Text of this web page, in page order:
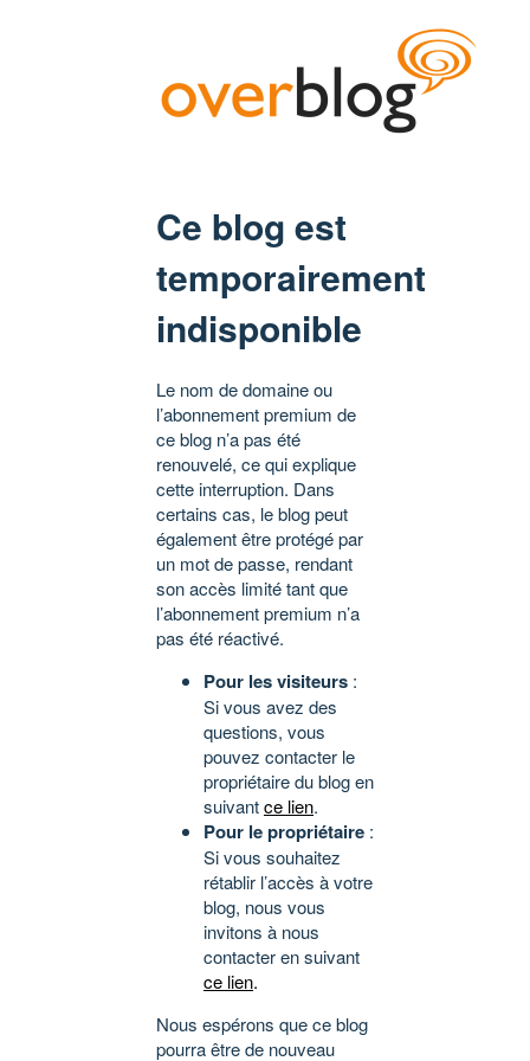
Ce blog est
temporairement
indisponible
Le nom de domaine ou
l’abonnement premium de
ce blog n’a pas été
renouvelé, ce qui explique
cette interruption. Dans
certains cas, le blog peut
également être protégé par
un mot de passe, rendant
son accès limité tant que
l’abonnement premium n’a
pas été réactivé.
Pour les visiteurs :
Si vous avez des
questions, vous
pouvez contacter le
propriétaire du blog en
suivantce lien.
Pour le propriétaire :
Si vous souhaitez
rétablir l’accès à votre
blog, nous vous
invitons à nous
contacter en suivant
ce lien.
Nous espérons que ce blog
pourra être de nouveau